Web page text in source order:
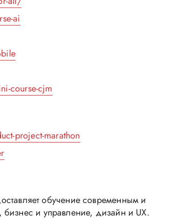
ai
course-cjm
project-marathon
обучение современным и
бизнес и управление, дизайн и UX.